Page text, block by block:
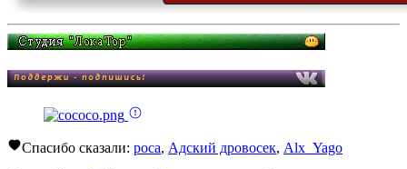
Спасибо сказали: poca, Адский дровосек, Alx_Yago